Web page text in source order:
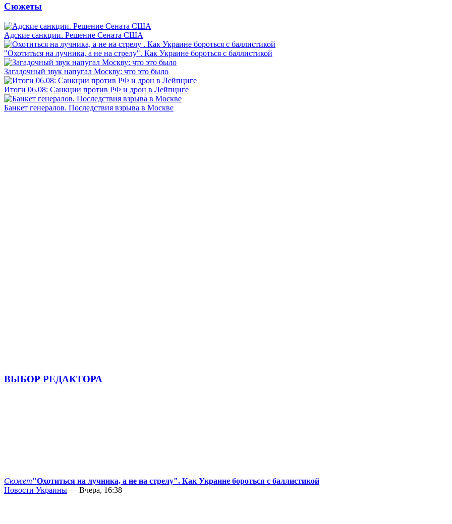
Сюжеты
Адские санкции. Решение Сената США
"Охотиться на лучника, а не на стрелу". Как Украине бороться с баллистикой
Загадочный звук напугал Москву: что это было
Итоги 06.08: Санкции против РФ и дрон в Лейпциге
Банкет генералов. Последствия взрыва в Москве
ВЫБОР РЕДАКТОРА
Сюжет"Охотиться на лучника, а не на стрелу". Как Украине бороться с баллистикой
Новости Украины — Вчера, 16:38